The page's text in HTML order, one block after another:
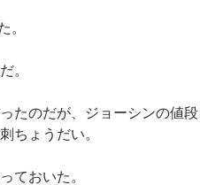
。
。
たのだが、ジョーシンの値
ちょうだい。
ておいた。